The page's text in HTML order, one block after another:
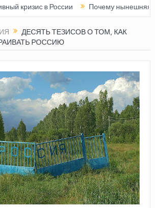
в России Почему нынешняя
ДЕСЯТЬ ТЕЗИСОВ О ТОМ, КАК
РОССИЮ